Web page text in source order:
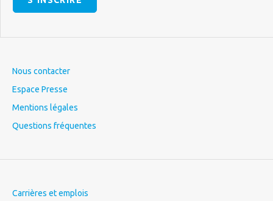
Nous contacter
Espace Presse
Mentions légales
Questions fréquentes
Carrières et emplois